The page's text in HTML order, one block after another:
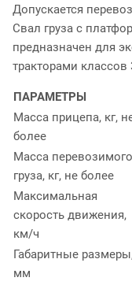
Допускается
Свал груза с
предназначен для
тракторами классов
ПАРАМЕТРЫ
Масса прицепа, кг,
более
Масса перевозимого
груза, кг, не более
Максимальная
скорость движения,
км/ч
Габаритные
мм